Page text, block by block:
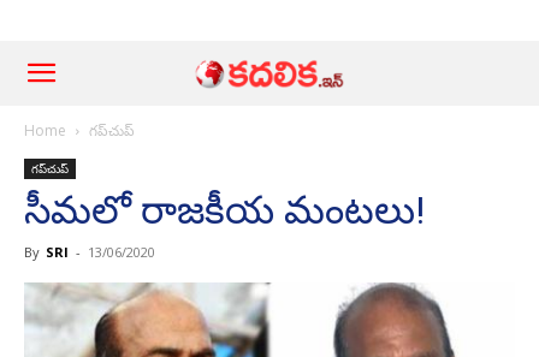
Home గ‌ప్‌చుప్
గ‌ప్‌చుప్
సీమ‌లో రాజ‌కీయ మంట‌లు!
By SRI - 13/06/2020